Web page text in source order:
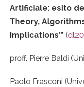
Artificiale: esito del
Theory,
Implications’” (
proff. Pierre Baldi
Paolo Frasconi